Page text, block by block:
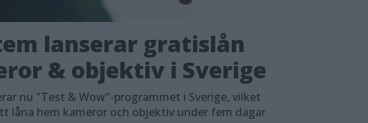
lanserar gratislån
& objektiv i Sverige
nu "Test & Wow"-programmet i Sverige, vilket
låna hem kameror och objektiv under fem dagar